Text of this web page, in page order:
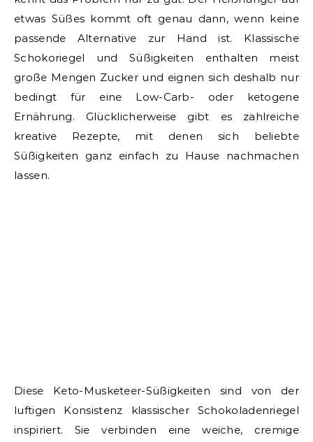
etwas Süßes kommt oft genau dann, wenn keine
passende Alternative zur Hand ist. Klassische
Schokoriegel und Süßigkeiten enthalten meist
große Mengen Zucker und eignen sich deshalb nur
bedingt für eine Low-Carb- oder ketogene
Ernährung. Glücklicherweise gibt es zahlreiche
kreative Rezepte, mit denen sich beliebte
Süßigkeiten ganz einfach zu Hause nachmachen
lassen.
Diese Keto-Musketeer-Süßigkeiten sind von der
luftigen Konsistenz klassischer Schokoladenriegel
inspiriert. Sie verbinden eine weiche, cremige